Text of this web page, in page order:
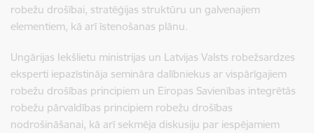
robežu drošībai, stratēģijas struktūru un galvenajiem
elementiem, kā arī īstenošanas plānu.
Ungārijas Iekšlietu ministrijas un Latvijas Valsts robežsardzes
eksperti iepazīstināja semināra dalībniekus ar vispārīgajiem
robežu drošības principiem un Eiropas Savienības integrētās
robežu pārvaldības principiem robežu drošības
nodrošināšanai, kā arī sekmēja diskusiju par iespējamiem